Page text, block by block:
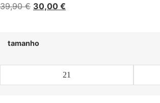
39,90€ 30,00 €
tamanho
21